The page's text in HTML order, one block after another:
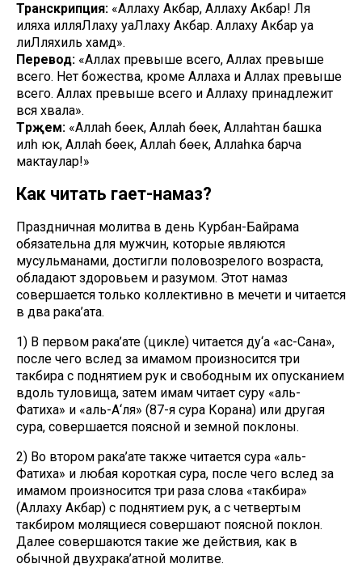
Транскрипция: «Аллаху Акбар, Аллаху Акбар! Ля
иляха илляЛлаху уаЛлаху Акбар. Аллаху Акбар уа
лиЛляхиль хамд».
Перевод: «Аллах превыше всего, Аллах превыше
всего. Нет божества, кроме Аллаха и Аллах превыше
всего. Аллах превыше всего и Аллаху принадлежит
вся хвала».
Тәрҗемә: «Аллаһ бөек, Аллаһ бөек, Аллаһтан башка
иләһ юк, Аллаһ бөек, Аллаһ бөек, Аллаһка барча
мактаулар!»
Как читать гает-намаз?
Праздничная молитва в день Курбан-Байрама
обязательна для мужчин, которые являются
мусульманами, достигли половозрелого возраста,
обладают здоровьем и разумом. Этот намаз
совершается только коллективно в мечети и читается
в два рака’ата.
1) В первом рака’ате (цикле) читается ду‘а «ас-Сана»,
после чего вслед за имамом произносится три
такбира с поднятием рук и свободным их опусканием
вдоль туловища, затем имам читает суру «аль-
Фатиха» и «аль-А‘ля» (87-я сура Корана) или другая
сура, совершается поясной и земной поклоны.
2) Во втором рака’ате также читается сура «аль-
Фатиха» и любая короткая сура, после чего вслед за
имамом произносится три раза слова «такбира»
(Аллаху Акбар) с поднятием рук, а с четвертым
такбиром молящиеся совершают поясной поклон.
Далее совершаются такие же действия, как в
обычной двухрака’атной молитве.